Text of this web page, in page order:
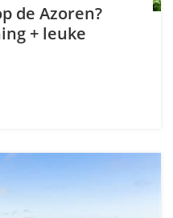
de Azoren?
+ leuke